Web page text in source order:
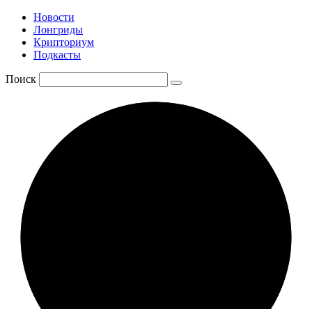
Новости
Лонгриды
Крипториум
Подкасты
Поиск